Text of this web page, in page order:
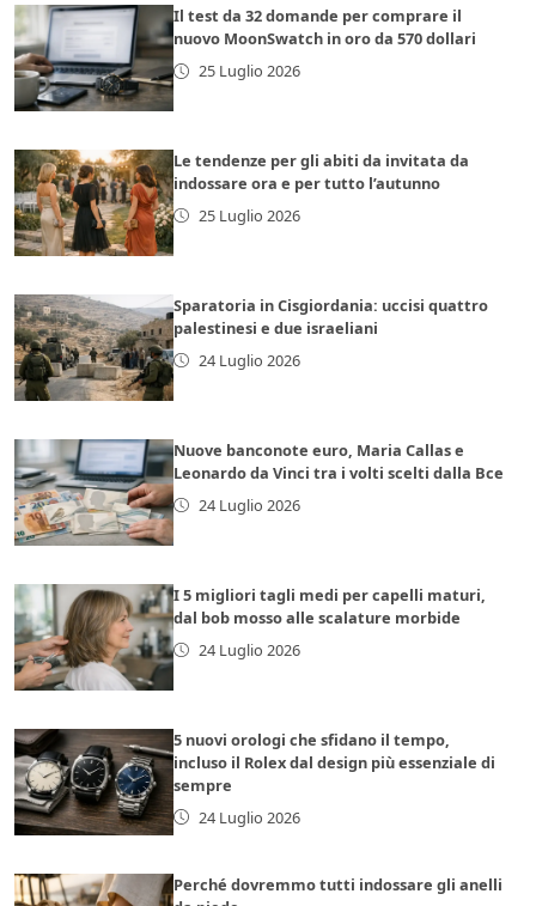
Il test da 32 domande per comprare il
nuovo MoonSwatch in oro da 570 dollari
25 Luglio 2026
Le tendenze per gli abiti da invitata da
indossare ora e per tutto l’autunno
25 Luglio 2026
Sparatoria in Cisgiordania: uccisi quattro
palestinesi e due israeliani
24 Luglio 2026
Nuove banconote euro, Maria Callas e
Leonardo da Vinci tra i volti scelti dalla Bce
24 Luglio 2026
I 5 migliori tagli medi per capelli maturi,
dal bob mosso alle scalature morbide
24 Luglio 2026
5 nuovi orologi che sfidano il tempo,
incluso il Rolex dal design più essenziale di
sempre
24 Luglio 2026
Perché dovremmo tutti indossare gli anelli